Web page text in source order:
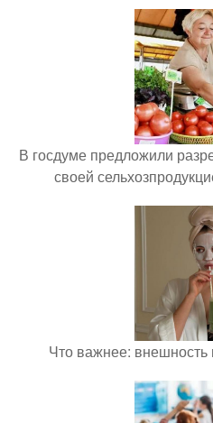
В госдуме предложили
своей
Что важнее: